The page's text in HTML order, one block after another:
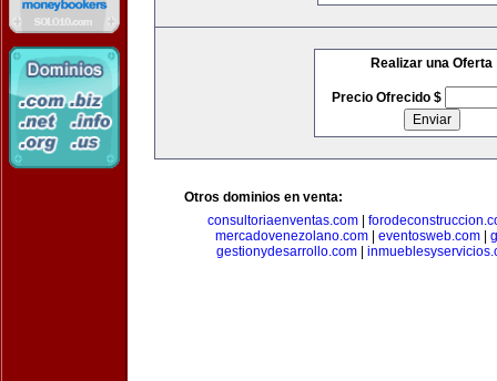
Realizar una Oferta
Precio Ofrecido $
Otros dominios en venta:
consultoriaenventas.com
mercadovenezolano.com
eventosweb.com
gestionydesarrollo.com